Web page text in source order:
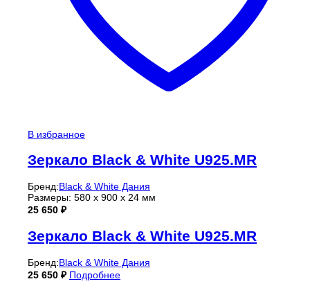
В избранное
Зеркало Black & White U925.MR
Бренд:Black & White Дания
Размеры: 580 x 900 x 24 мм
25 650 ₽
Зеркало Black & White U925.MR
Бренд:Black & White Дания
25 650 ₽ Подробнее